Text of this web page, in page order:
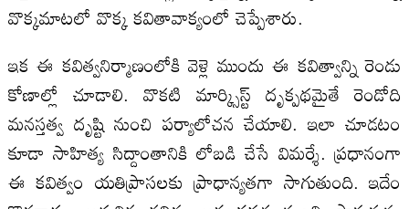
వొక్కమాటలో వొక్క కవితావాక్యంలో చెప్పేశారు.
ఇక ఈ కవిత్వనిర్మాణంలోకి వెళ్లె ముందు ఈ కవిత్వాన్ని రెండు
కోణాల్లో చూడాలి. వొకటి మార్క్సిస్ట్‌ దృక్పథమైతే రెండోది
మనస్తత్వ దృష్టి నుంచి పర్యాలోచన చేయాలి. ఇలా చూడటం
కూడా సాహిత్య సిద్దాంతానికి లోబడి చేసే విమర్శే. ప్రధానంగా
ఈ కవిత్వం యతిప్రాసలకు ప్రాధాన్యతగా సాగుతుంది. ఇదేం